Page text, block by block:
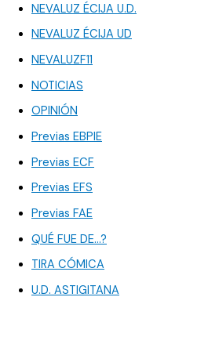
NEVALUZ ÉCIJA U.D.
NEVALUZ ÉCIJA UD
NEVALUZF11
NOTICIAS
OPINIÓN
Previas EBPIE
Previas ECF
Previas EFS
Previas FAE
QUÉ FUE DE…?
TIRA CÓMICA
U.D. ASTIGITANA